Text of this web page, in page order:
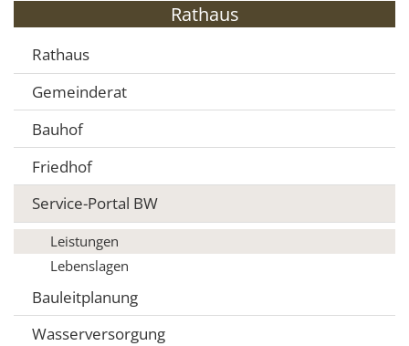
Rathaus
Rathaus
Gemeinderat
Bauhof
Friedhof
Service-Portal BW
Leistungen
Lebenslagen
Bauleitplanung
Wasserversorgung